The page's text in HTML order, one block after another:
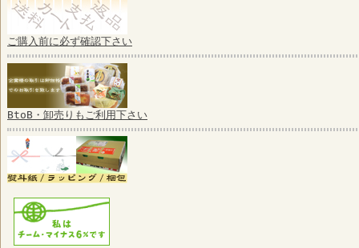
ご購入前に必ず確認下さい
BtoB・卸売りもご利用下さい